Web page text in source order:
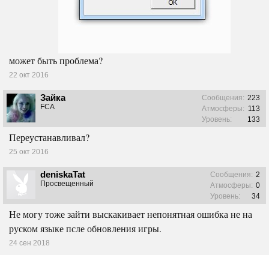
может быть проблема?
22 окт 2016
Зайка
FCA
Сообщения: 223
Атмосферы: 113
Уровень:
133
Переустанавливал?
25 окт 2016
deniskaTat
Просвещенный
Сообщения: 2
Атмосферы: 0
Уровень:
34
Не могу тоже зайти выскакивает непонятная ошибка не на
руском языке псле обновления игры.
24 сен 2018